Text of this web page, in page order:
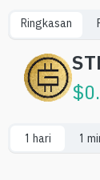
Ringkasan
$
1 hari 1